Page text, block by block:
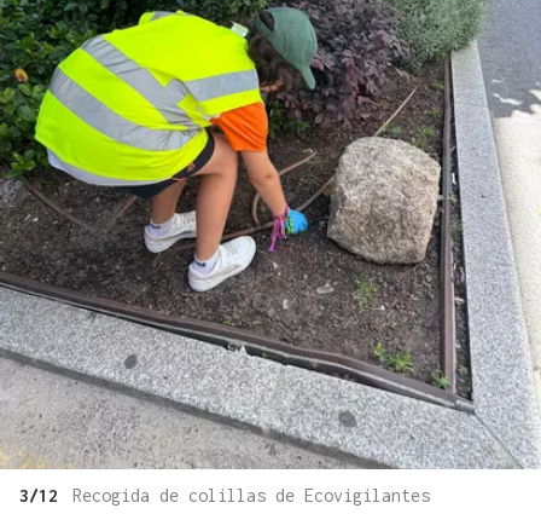
3/12 Recogida de colillas de Ecovigilantes